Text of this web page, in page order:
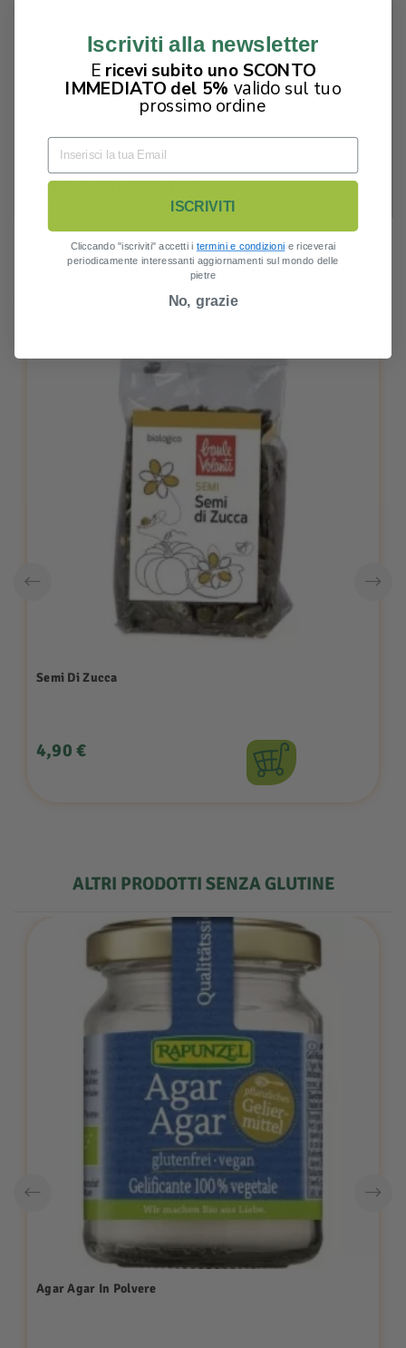
0,10 g
DETTAGLI DEL PRODOTTO
CONSIGLIATI PER TE
Semi Di Zucca
Prezzo
4,90 €
ALTRI PRODOTTI SENZA GLUTINE
Agar Agar In Polvere
Iscriviti alla newsletter
E ricevi subito uno SCONTO
IMMEDIATO del 5% validosul tuo
prossimo ordine
ISCRIVITI
Cliccando "iscriviti" accetti i termini e condizioni e riceverai
periodicamente interessanti aggiornamenti sul mondo delle
pietre
No, grazie